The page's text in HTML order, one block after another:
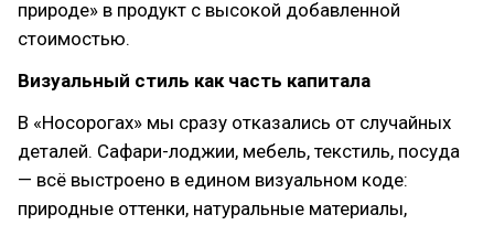
природе» в продукт с высокой добавленной
стоимостью.
Визуальный стиль как часть капитала
В «Носорогах» мы сразу отказались от случайных
деталей. Сафари-лоджии, мебель, текстиль, посуда
— всё выстроено в едином визуальном коде:
природные оттенки, натуральные материалы,